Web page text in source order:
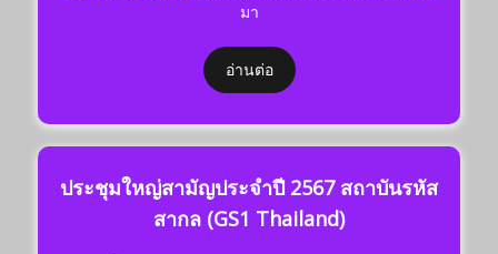
มา
อ่านต่อ
ประชุมใหญ่สามัญประจำปี 2567 สถาบันรหัส
สากล (GS1 Thailand)